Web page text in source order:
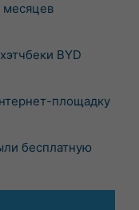
месяцев
BYD
площадку
бесплатную